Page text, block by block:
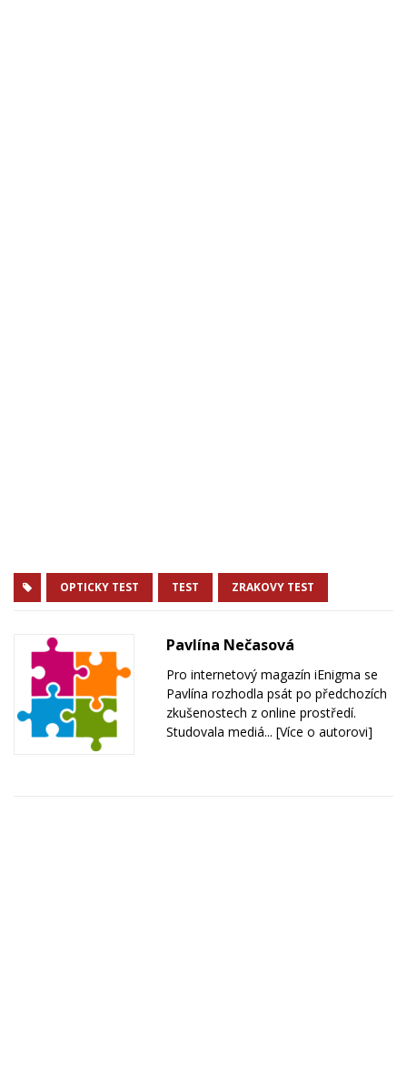
OPTICKY TEST TEST ZRAKOVY TEST
Pavlína Nečasová
Pro internetový magazín iEnigma se
Pavlína rozhodla psát po předchozích
zkušenostech z online prostředí.
Studovala mediá... [Více o autorovi]